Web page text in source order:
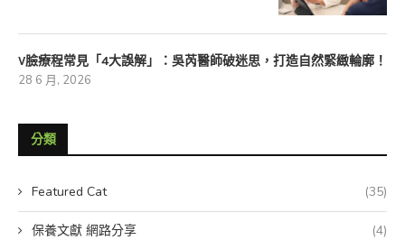
V臉療程常見「4大誤解」：吳芮醫師破迷思，打造自然緊緻輪廓！
28 6 月, 2026
分類
Featured Cat (35)
保養文獻 網路分享 (4)